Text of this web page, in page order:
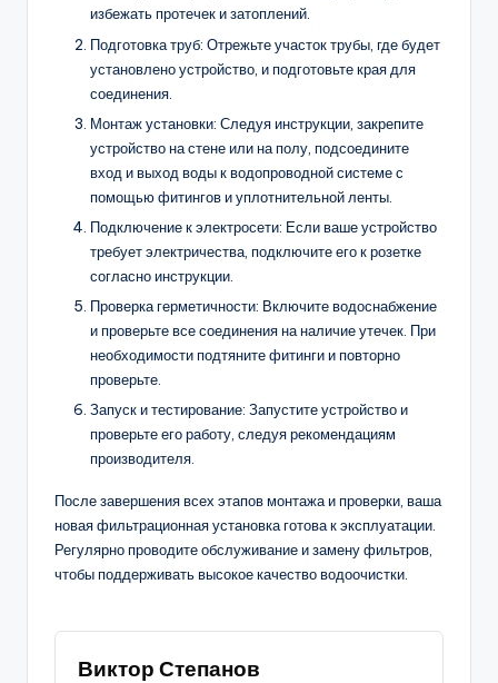
избежать протечек и затоплений.
Подготовка труб: Отрежьте участок трубы, где будет
установлено устройство, и подготовьте края для
соединения.
Монтаж установки: Следуя инструкции, закрепите
устройство на стене или на полу, подсоедините
вход и выход воды к водопроводной системе с
помощью фитингов и уплотнительной ленты.
Подключение к электросети: Если ваше устройство
требует электричества, подключите его к розетке
согласно инструкции.
Проверка герметичности: Включите водоснабжение
и проверьте все соединения на наличие утечек. При
необходимости подтяните фитинги и повторно
проверьте.
Запуск и тестирование: Запустите устройство и
проверьте его работу, следуя рекомендациям
производителя.
После завершения всех этапов монтажа и проверки, ваша
новая фильтрационная установка готова к эксплуатации.
Регулярно проводите обслуживание и замену фильтров,
чтобы поддерживать высокое качество водоочистки.
Виктор Степанов